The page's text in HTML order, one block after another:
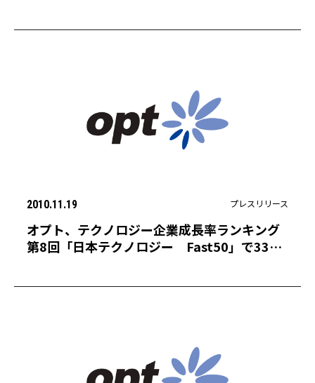
2010.11.19 プレスリリース
オプト、テクノロジー企業成長率ランキング
第8回「日本テクノロジー Fast50」で33位